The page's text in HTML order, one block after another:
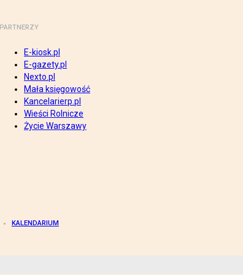
PARTNERZY
E-kiosk.pl
E-gazety.pl
Nexto.pl
Mała księgowość
Kancelarierp.pl
Wieści Rolnicze
Życie Warszawy
KALENDARIUM